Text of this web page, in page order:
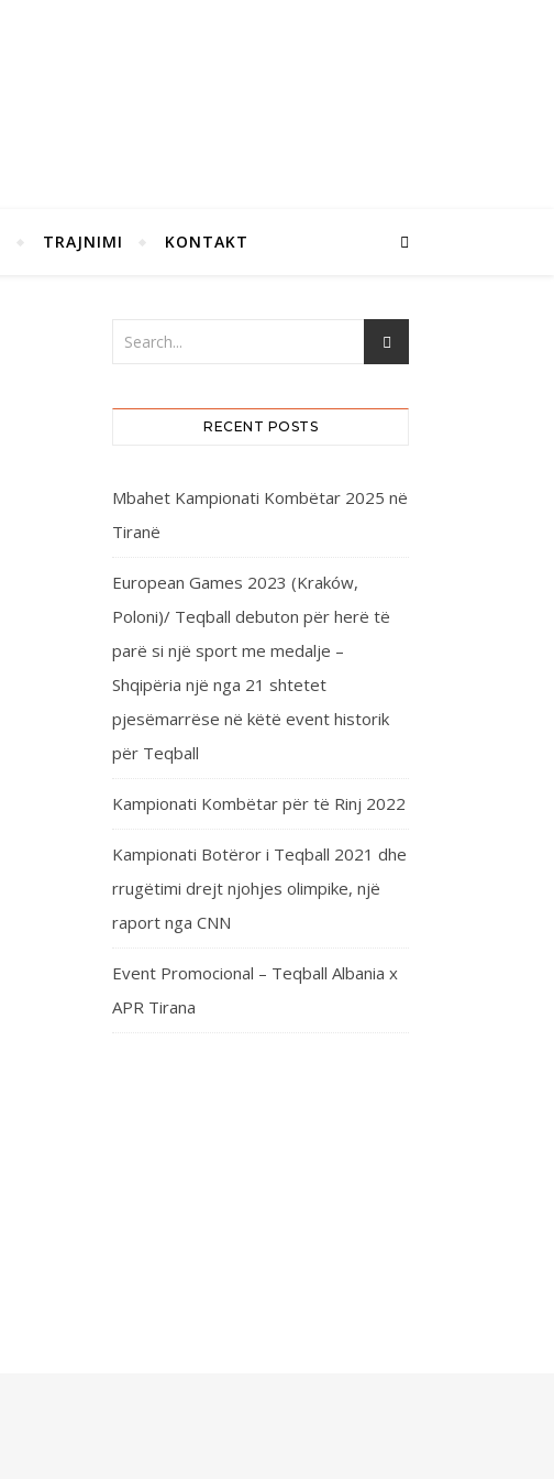
TRAJNIMI KONTAKT
RECENT POSTS
Mbahet Kampionati Kombëtar 2025 në
Tiranë
European Games 2023 (Kraków,
Poloni)/ Teqball debuton për herë të
parë si një sport me medalje –
Shqipëria një nga 21 shtetet
pjesëmarrëse në këtë event historik
për Teqball
Kampionati Kombëtar për të Rinj 2022
Kampionati Botëror i Teqball 2021 dhe
rrugëtimi drejt njohjes olimpike, një
raport nga CNN
Event Promocional – Teqball Albania x
APR Tirana